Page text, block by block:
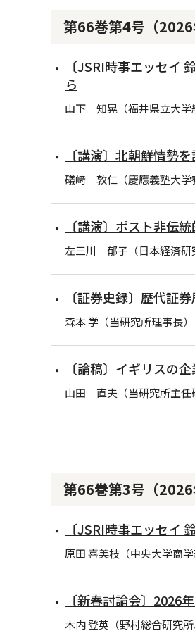
第66巻第4号（2026
〔JSRI時事エッセイ
ら
山下 知晃（福井県立大学
〔講演〕北朝鮮情勢
礒﨑 敦仁（慶應義塾大学
〔講演〕ポスト非伝
左三川 郁子（日本経済研
〔証券史録〕歴代証
森本 学（当研究所理事長）
〔論稿〕イギリスの
山田 直夫（当研究所主任
第66巻第3号（2026
〔JSRI時事エッセイ
原田 喜美枝（中央大学商
〔新春討論会〕2026
木内 登英（野村総合研究